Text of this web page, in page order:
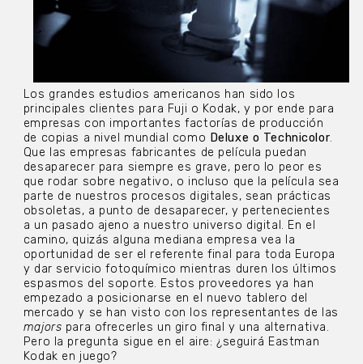
Los grandes estudios americanos han sido los
principales clientes para Fuji o Kodak, y por ende para
empresas con importantes factorías de producción
de copias a nivel mundial como Deluxe o Technicolor.
Que las empresas fabricantes de película puedan
desaparecer para siempre es grave, pero lo peor es
que rodar sobre negativo, o incluso que la película sea
parte de nuestros procesos digitales, sean prácticas
obsoletas, a punto de desaparecer, y pertenecientes
a un pasado ajeno a nuestro universo digital. En el
camino, quizás alguna mediana empresa vea la
oportunidad de ser el referente final para toda Europa
y dar servicio fotoquímico mientras duren los últimos
espasmos del soporte. Estos proveedores ya han
empezado a posicionarse en el nuevo tablero del
mercado y se han visto con los representantes de las
majors para ofrecerles un giro final y una alternativa.
Pero la pregunta sigue en el aire: ¿seguirá Eastman
Kodak en juego?